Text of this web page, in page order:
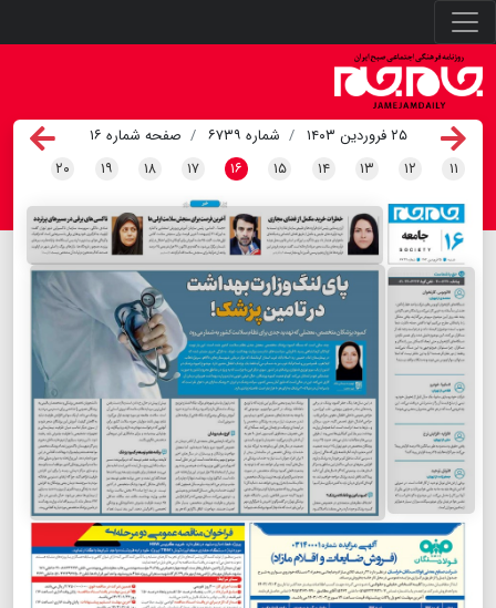
۲۵ فروردین ۱۴۰۳ شماره ۶۷۳۹
صفحه شماره ۱۶
۱۱ ۱۲ ۱۳ ۱۴ ۱۵ ۱۶ ۱۷ ۱۸ ۱۹ ۲۰